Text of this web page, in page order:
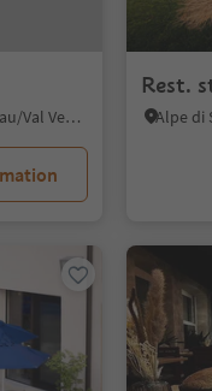
Tanas/Tanas, Laas/Lasa, Vinschgau/Val Venosta
Rest.